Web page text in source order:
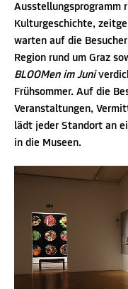
Ausstellungsprogramm
Kulturgeschichte,
warten auf die
Region rund um Graz
BLOOMen im Juni
Frühsommer. Auf die
Veranstaltungen,
lädt jeder Standort an
in die Museen.